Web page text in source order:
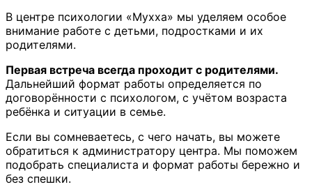
В центре психологии «Мухха» мы уделяем особое
внимание работе с детьми, подростками и их
родителями.
Первая встреча всегда проходит с родителями.
Дальнейший формат работы определяется по
договорённости с психологом, с учётом возраста
ребёнка и ситуации в семье.
Если вы сомневаетесь, с чего начать, вы можете
обратиться к администратору центра. Мы поможем
подобрать специалиста и формат работы бережно и
без спешки.